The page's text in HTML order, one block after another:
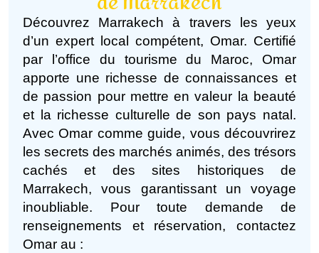
Découvrez Marrakech à travers les yeux
d’un expert local compétent, Omar. Certifié
par l’office du tourisme du Maroc, Omar
apporte une richesse de connaissances et
de passion pour mettre en valeur la beauté
et la richesse culturelle de son pays natal.
Avec Omar comme guide, vous découvrirez
les secrets des marchés animés, des trésors
cachés et des sites historiques de
Marrakech, vous garantissant un voyage
inoubliable. Pour toute demande de
renseignements et réservation, contactez
Omar au :